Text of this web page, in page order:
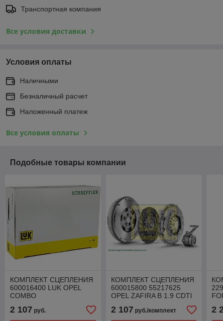
Транспортная компания
Все условия доставки
Условия оплаты
Наличными
Безналичный расчет
Наложенный платеж
Все условия оплаты
Подобные товары компании
КОМПЛЕКТ СЦЕПЛЕНИЯ
600016400 LUK OPEL
COMBO
2 107 руб.
КОМПЛЕКТ СЦЕПЛЕНИЯ
600015800 55217625
OPEL ZAFIRA B 1.9 CDTI
2 107 руб./комплект 2